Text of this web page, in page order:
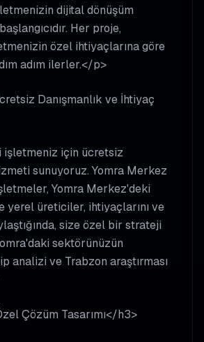
dijital dönüşüm
Her proje,
özel ihtiyaçlarına göre
adım ilerler.</p>
Danışmanlık ve İhtiyaç
işletmeniz için ücretsiz
sunuyoruz. Yomra Merkez
Yomra Merkez'deki
yerel üreticiler, ihtiyaçlarını ve
size özel bir strateji
sektörünüzün
analizi ve Trabzon araştırması
Çözüm Tasarımı</h3>